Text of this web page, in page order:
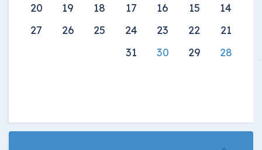
14
15
16
17
18
19
20
21
22
23
24
25
26
27
28
29
30
31